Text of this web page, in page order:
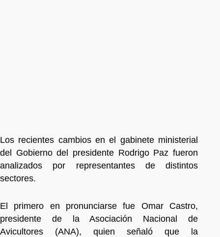
Los recientes cambios en el gabinete ministerial
del Gobierno del presidente Rodrigo Paz fueron
analizados por representantes de distintos
sectores.
El primero en pronunciarse fue Omar Castro,
presidente de la Asociación Nacional de
Avicultores (ANA), quien señaló que la